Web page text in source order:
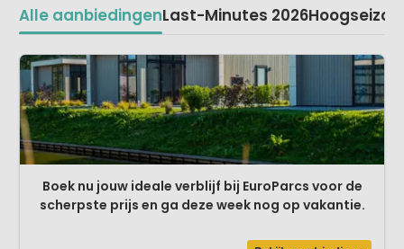
Alle aanbiedingenLast-Minutes 2026
Boek nu jouw ideale verblijf bij EuroParcs voor de
scherpste prijs en ga deze week nog op vakantie.